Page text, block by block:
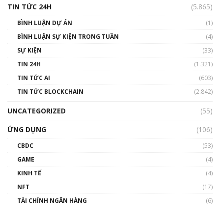
TIN TỨC 24H
(5.865)
BÌNH LUẬN DỰ ÁN
(1)
BÌNH LUẬN SỰ KIỆN TRONG TUẦN
(4)
SỰ KIỆN
(33)
TIN 24H
(1.321)
TIN TỨC AI
(603)
TIN TỨC BLOCKCHAIN
(2.842)
UNCATEGORIZED
(55)
ỨNG DỤNG
(106)
CBDC
(53)
GAME
(4)
KINH TẾ
(4)
NFT
(17)
TÀI CHÍNH NGÂN HÀNG
(6)